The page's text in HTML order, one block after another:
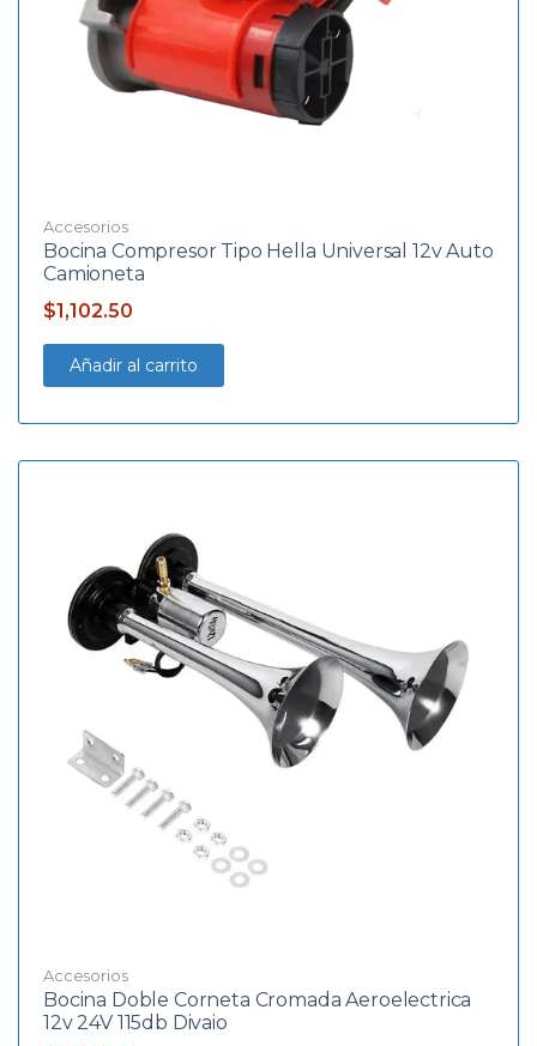
Accesorios
Bocina Compresor Tipo Hella Universal 12v Auto
Camioneta
$1,102.50
Añadir al carrito
Accesorios
Bocina Doble Corneta Cromada Aeroelectrica
12v 24V 115db Divaio